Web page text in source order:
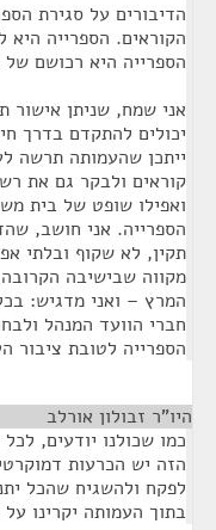
הדיבורים על סגירת
הקוראים. הספרייה
הספרייה היא רכושם של
אני שמח, שניתן אישור
יכולים להתקדם בדרך
קוראים ולבקר גם את
ואפילו שופט של בית
הספרייה. אני חושב,
תקין, לא שקוף ובלתי
מקווה שבישיבה
המרץ – ואני מדגיש:
חברי הוועד המנהל
הספרייה לטובת ציבור
היו"ר זבולון אורלב
כמו שכולנו יודעים,
הזה יש הכרעות
לפקח ולהשגיח שהכל
בתוך העמותה יקרינו